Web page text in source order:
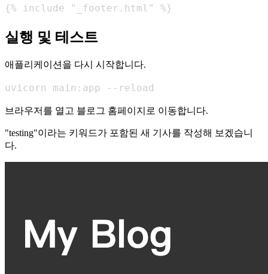
{% include "_footer.html" %}
실행 및 테스트
애플리케이션을 다시 시작합니다.
uvicorn main:app --reload
브라우저를 열고 블로그 홈페이지로 이동합니다.
"testing"이라는 키워드가 포함된 새 기사를 작성해 보겠습니
다.